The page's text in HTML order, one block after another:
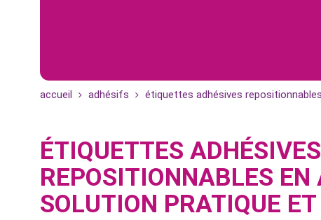
accueil adhésifs étiquettes adhésives repositionnables
ÉTIQUETTES ADHÉSIVES
REPOSITIONNABLES EN
SOLUTION PRATIQUE